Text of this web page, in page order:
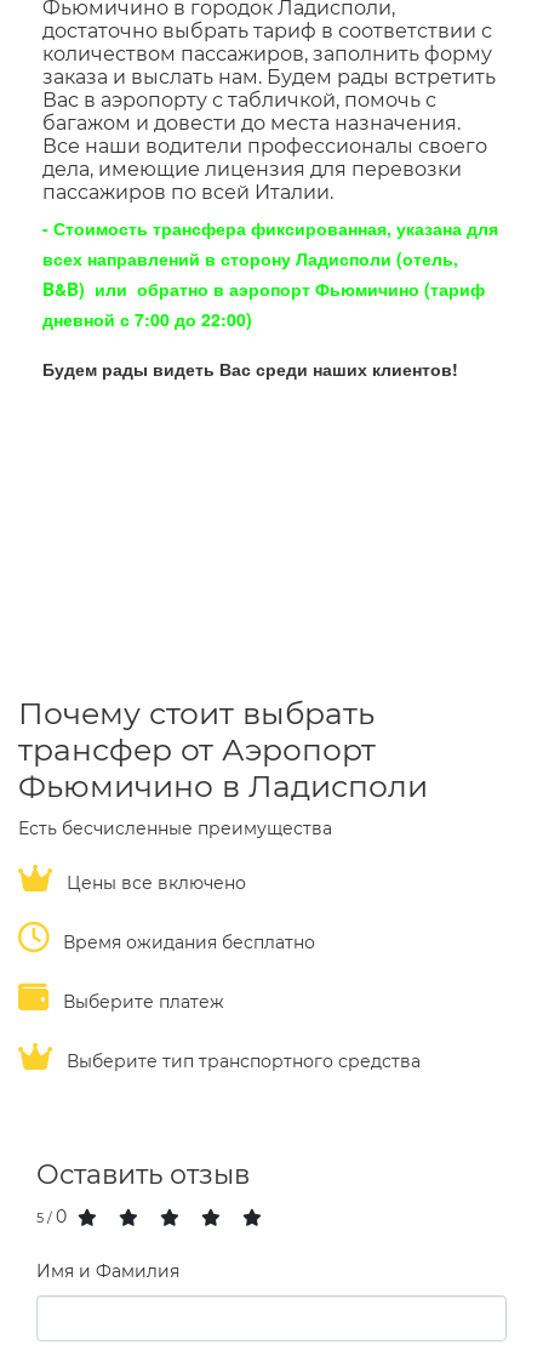
Фьюмичино в городок Ладисполи,
достаточно выбрать тариф в соответствии с
количеством пассажиров, заполнить форму
заказа и выслать нам. Будем рады встретить
Вас в аэропорту с табличкой, помочь с
багажом и довести до места назначения.
Все наши водители профессионалы своего
дела, имеющие лицензия для перевозки
пассажиров по всей Италии.
- Стоимость трансфера фиксированная, указана для
всех направлений в сторону Ладисполи (отель,
B&B) или обратно в аэропорт Фьюмичино (тариф
дневной с 7:00 до 22:00)
Будем рады видеть Вас среди наших клиентов!
Почему стоит выбрать
трансфер от Аэропорт
Фьюмичино в Ладисполи
Есть бесчисленные преимущества
Цены все включено
Время ожидания бесплатно
Выберите платеж
Выберите тип транспортного средства
Оставить отзыв
0
/ 5
Имя и Фамилия